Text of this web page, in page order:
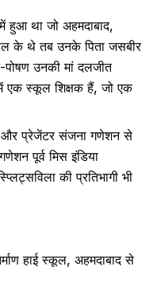
हुआ था जो अहमदाबाद,
के थे तब उनके पिता जसबीर
पोषण उनकी मां दलजीत
में एक स्कूल शिक्षक हैं, जो एक
और प्रेजेंटर संजना गणेशन से
पूर्व मिस इंडिया
की प्रतिभागी भी
हाई स्कूल, अहमदाबाद से